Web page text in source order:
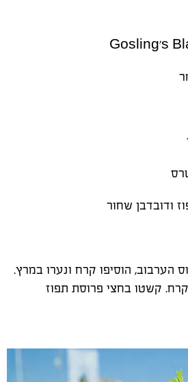
ודובדבן שחור
הערבוב, הוסיפו קרח ונערו במרץ.
קשטו בחצי פרוסת תפוז